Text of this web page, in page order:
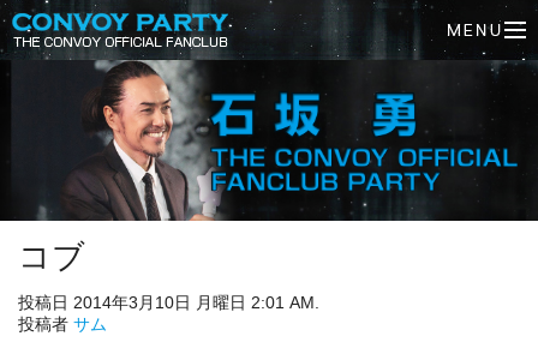
コブ
投稿日 2014年3月10日 月曜日 2:01 AM.
投稿者 サム